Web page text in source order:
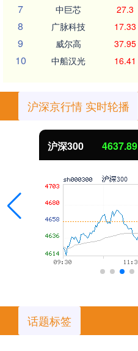
7 中巨芯 27.3
8 广脉科技 17.33
9 威尔高 37.95
10 中船汉光 16.41
沪深京行情 实时轮播
沪深300 4637.89
话题标签